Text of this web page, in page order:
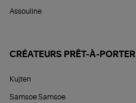
Assouline
CRÉATEURS PRÊT-À-PORTER
Kujten
Samsoe Samsoe